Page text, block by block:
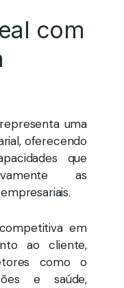
com
uma
oferecendo
que
as
em
ao cliente,
como o
e saúde,